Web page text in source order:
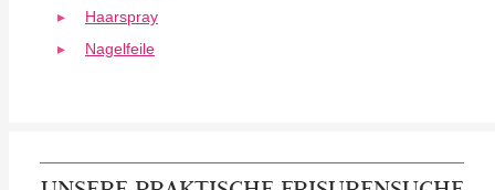
Haarspray
Nagelfeile